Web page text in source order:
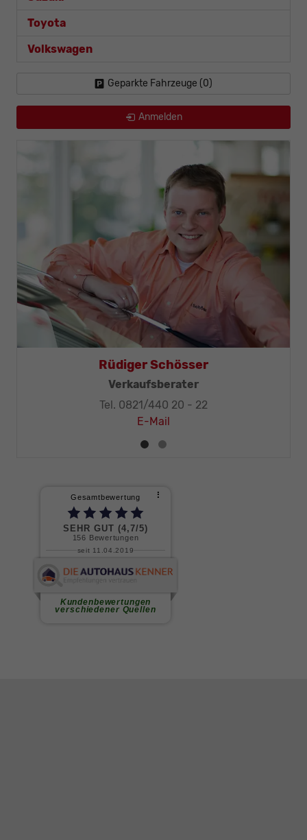
Toyota
Volkswagen
Geparkte Fahrzeuge (0)
Anmelden
Thomas Mohr
Geschäftsleitung, KFZ-Techniker-Meister
Tel. 0821/440 20 - 32
E-Mail